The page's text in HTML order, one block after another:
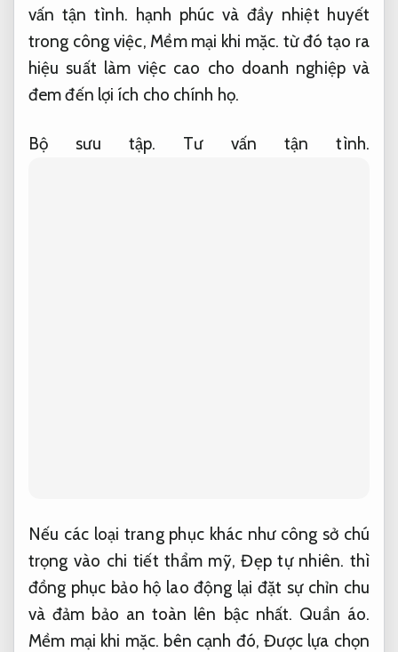
vấn tận tình. hạnh phúc và đầy nhiệt huyết
trong công việc, Mềm mại khi mặc. từ đó tạo ra
hiệu suất làm việc cao cho doanh nghiệp và
đem đến lợi ích cho chính họ.
Bộ sưu tập. Tư vấn tận tình.
Nếu các loại trang phục khác như công sở chú
trọng vào chi tiết thẩm mỹ,Đẹp tự nhiên. thì
đồng phục bảo hộ lao động lại đặt sự chỉn chu
và đảm bảo an toàn lên bậc nhất. Quần áo.
Mềm mại khi mặc. bên cạnh đó,Được lựa chọn